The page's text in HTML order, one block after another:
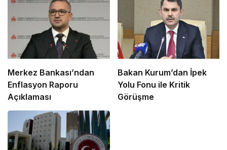
Merkez Bankası’ndan
Enflasyon Raporu
Açıklaması
Bakan Kurum’dan İpek
Yolu Fonu ile Kritik
Görüşme